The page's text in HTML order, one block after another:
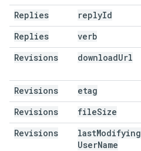
Replies
replyId
Replies
verb
Revisions
downloadUrl
Revisions
etag
Revisions fileSize
Revisions
lastModifying
UserName